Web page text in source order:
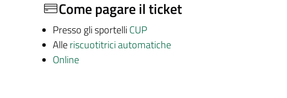
Come pagare il ticket
Presso gli sportelli CUP
Alleriscuotitrici automatiche
Online